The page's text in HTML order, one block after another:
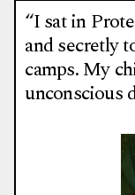
“I sat in
and secretly
camps. My
unconscious